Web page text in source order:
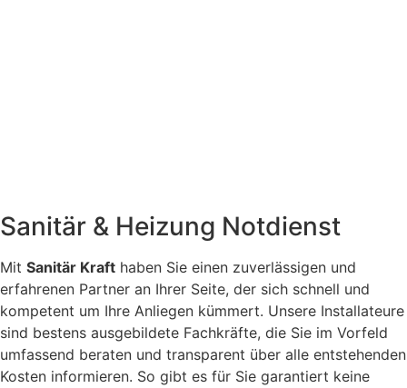
Sanitär & Heizung Notdienst
Mit Sanitär Kraft haben Sie einen zuverlässigen und
erfahrenen Partner an Ihrer Seite, der sich schnell und
kompetent um Ihre Anliegen kümmert. Unsere Installateure
sind bestens ausgebildete Fachkräfte, die Sie im Vorfeld
umfassend beraten und transparent über alle entstehenden
Kosten informieren. So gibt es für Sie garantiert keine